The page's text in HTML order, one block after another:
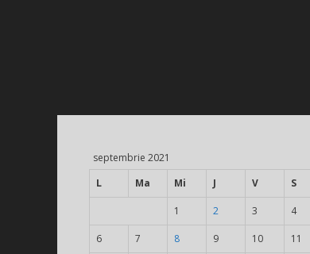
septembrie 2021
L
Ma Mi J V S
1 2 3 4
6 7 8 9 10 11